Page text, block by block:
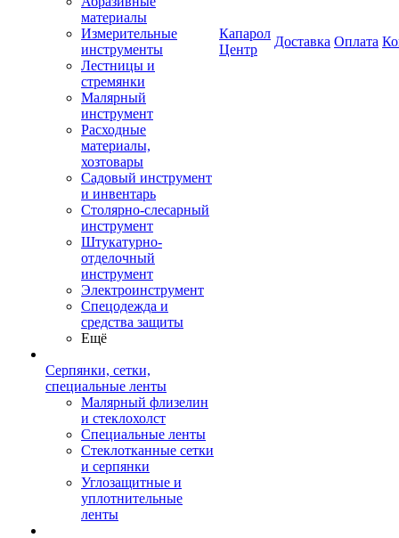
материалы
Измерительные
инструменты
Лестницы и
стремянки
Малярный
инструмент
Расходные
материалы,
хозтовары
Садовый инструмент
и инвентарь
Столярно-слесарный
инструмент
Штукатурно-
отделочный
инструмент
Электроинструмент
Спецодежда и
средства защиты
Ещё
Серпянки, сетки,
специальные ленты
Малярный флизелин
и стеклохолст
Специальные ленты
Стеклотканные сетки
и серпянки
Углозащитные и
уплотнительные
ленты
Капарол
Центр
Доставка Оплата